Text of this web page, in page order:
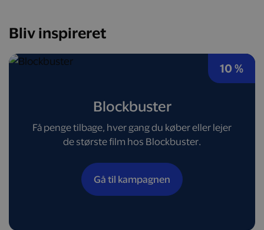
Bliv inspireret
10 %
Blockbuster
Få penge tilbage, hver gang du køber eller lejer
de største film hos Blockbuster.
Gå til kampagnen